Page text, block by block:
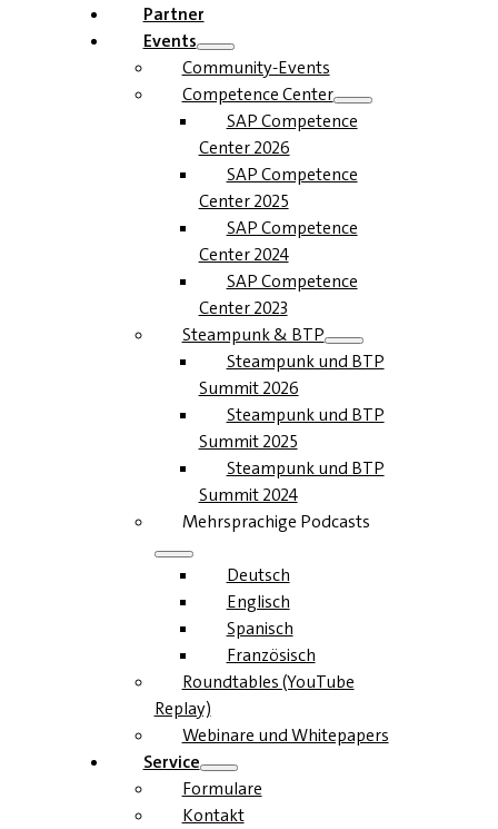
Partner
Events
Community-Events
Competence Center
SAP Competence
Center 2026
SAP Competence
Center 2025
SAP Competence
Center 2024
SAP Competence
Center 2023
Steampunk & BTP
Steampunk und BTP
Summit 2026
Steampunk und BTP
Summit 2025
Steampunk und BTP
Summit 2024
Mehrsprachige Podcasts
Deutsch
Englisch
Spanisch
Französisch
Roundtables (YouTube
Replay)
Webinare und Whitepapers
Service
Formulare
Kontakt